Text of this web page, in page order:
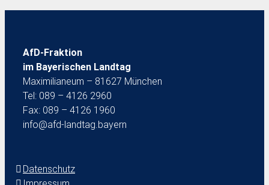
AfD-Fraktion
im Bayerischen Landtag
Maximilianeum – 81627 München
Tel: 089 – 4126 2960
Fax: 089 – 4126 1960
info@afd-landtag.bayern
Datenschutz